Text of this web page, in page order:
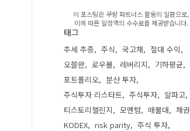
이 포스팅은 쿠팡 파트너스 활동의 일환으로,
이에 따른 일정액의 수수료를 제공받습니다.
태그
추세 추종 주식 국고채
절대 수익
오블완
로우볼 레버리지
기하평균
포트폴리오
분산 투자
주식투자 리스타트
주식투자
알파고
티스토리챌린지
모멘텀 매물대
채권
KODEX
risk parity
주식 투자